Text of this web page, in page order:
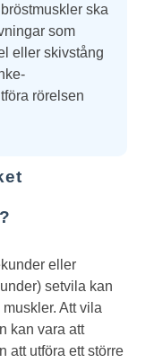
ska
som
eller skivstång
rörelsen
eller
setvila kan
Att vila
kan vara att
att utföra ett större